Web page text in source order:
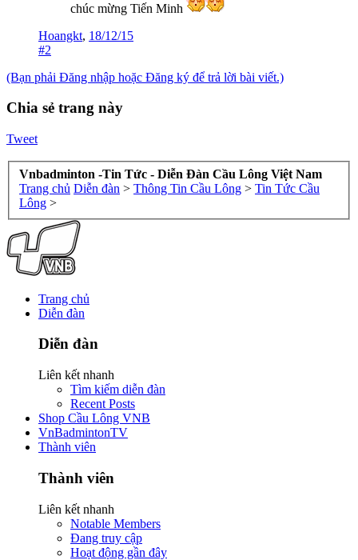
chúc mừng Tiến Minh
Hoangkt, 18/12/15
#2
(Bạn phải Đăng nhập hoặc Đăng ký để trả lời bài viết.)
Chia sẻ trang này
Tweet
Vnbadminton -Tin Tức - Diễn Đàn Cầu Lông Việt Nam
Trang chủ Diễn đàn > Thông Tin Cầu Lông > Tin Tức Cầu
Lông >
Trang chủ
Diễn đàn
Diễn đàn
Liên kết nhanh
Tìm kiếm diễn đàn
Recent Posts
Shop Cầu Lông VNB
VnBadmintonTV
Thành viên
Thành viên
Liên kết nhanh
Notable Members
Đang truy cập
Hoạt động gần đây